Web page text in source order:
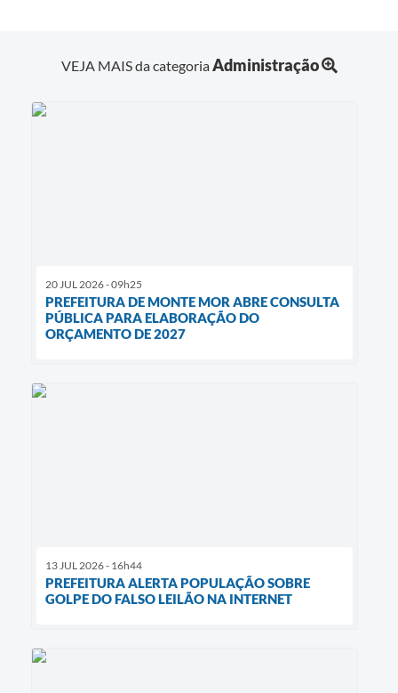
VEJA MAIS da categoriaAdministração
20 JUL 2026 - 09h25
PREFEITURA DE MONTE MOR ABRE CONSULTA
PÚBLICA PARA ELABORAÇÃO DO
ORÇAMENTO DE 2027
13 JUL 2026 - 16h44
PREFEITURA ALERTA POPULAÇÃO SOBRE
GOLPE DO FALSO LEILÃO NA INTERNET